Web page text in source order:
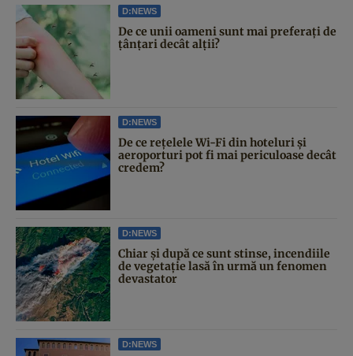
D:NEWS
De ce unii oameni sunt mai preferați de
țânțari decât alții?
D:NEWS
De ce rețelele Wi-Fi din hoteluri și
aeroporturi pot fi mai periculoase decât
credem?
D:NEWS
Chiar și după ce sunt stinse, incendiile
de vegetație lasă în urmă un fenomen
devastator
D:NEWS